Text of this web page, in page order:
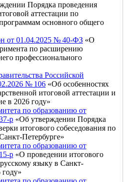
Порядка проведения
аттестации по
основного общего
от 01.04.2025 № 40-ФЗ «О
по расширению
профессионального
Российской
№ 106 «Об особенностях
итоговой аттестации и
в 2026 году»
по образованию от
р «Об утверждении Порядка
итогового собеседования по
Петербурге»
по образованию от
р «О проведении итогового
языку в Санкт-
году»